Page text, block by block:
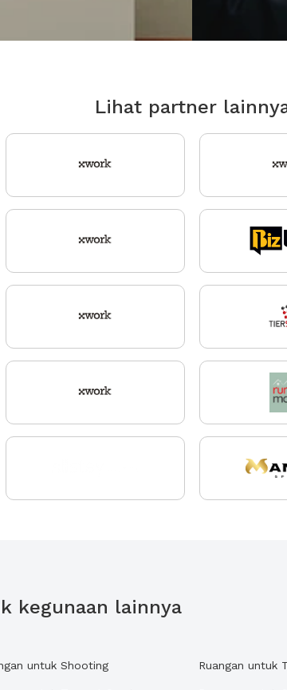
Lihat partner
kegunaan lainnya
untuk Shooting Ruangan untuk